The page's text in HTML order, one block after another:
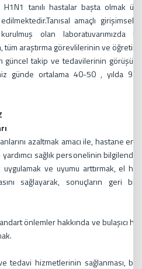
H1N1 tanılı hastalar başta olmak
amaçlı girişimsel
olan laboratuvarımızda
tüm araştırma görevlilerinin ve
güncel takip ve tedavilerinin
günde ortalama 40-50 , yılda
azaltmak amacı ile, hastane
sağlık personelinin
ve uyumu arttırmak, el
sağlayarak, sonuçların geri
önlemler hakkında ve bulaşıcı
tedavi hizmetlerinin sağlanması,